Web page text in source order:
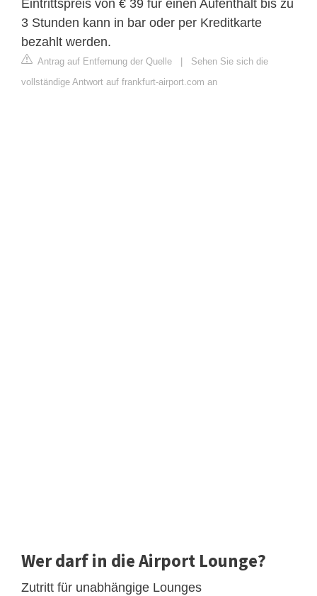
Eintrittspreis von € 39 für einen Aufenthalt bis zu
3 Stunden kann in bar oder per Kreditkarte
bezahlt werden.
Antrag auf Entfernung der Quelle | Sehen Sie sich die
vollständige Antwort auf frankfurt-airport.com an
Wer darf in die Airport Lounge?
Zutritt für unabhängige Lounges